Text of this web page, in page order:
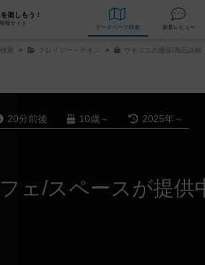
楽しもう！
報サイト
データベース 検索
索 クレイジー・チキン ウキヨエの通販/商品詳細
20分前後 10歳～ 2025年～
ェ/スペースが提供